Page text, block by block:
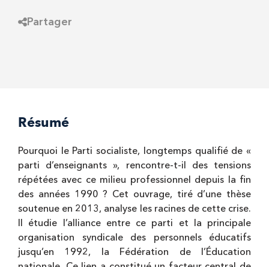
Partager
Résumé
Pourquoi le Parti socialiste, longtemps qualifié de «
parti d’enseignants », rencontre-t-il des tensions
répétées avec ce milieu professionnel depuis la fin
des années 1990 ? Cet ouvrage, tiré d’une thèse
soutenue en 2013, analyse les racines de cette crise.
Il étudie l’alliance entre ce parti et la principale
organisation syndicale des personnels éducatifs
jusqu’en 1992, la Fédération de l’Éducation